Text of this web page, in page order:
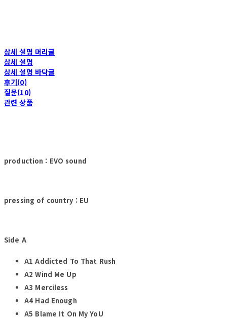
상세 설명 머리글
상세 설명
상세 설명 바닥글
후기(0)
질문(10)
관련 상품
production : EVO sound
pressing of country : EU
Side A
A1 Addicted To That Rush
A2 Wind Me Up
A3 Merciless
A4 Had Enough
A5 Blame It On My YoU